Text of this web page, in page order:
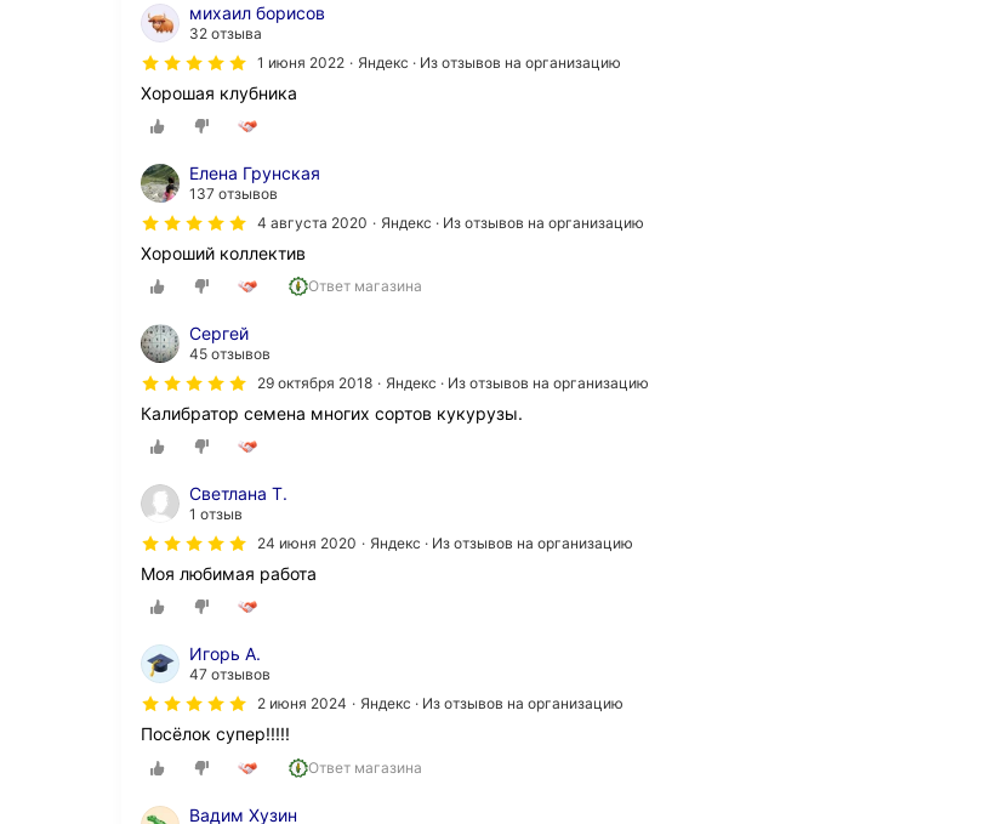
михаил борисов
32 отзыва
1 июня 2022
Яндекс · Из отзывов на организацию
Хорошая клубника
Елена Грунская
137 отзывов
4 августа 2020
Яндекс · Из отзывов на организацию
Хороший коллектив
Ответ магазина
Сергей
45 отзывов
29 октября 2018
Яндекс · Из отзывов на организацию
Калибратор семена многих сортов кукурузы.
Светлана Т.
1 отзыв
24 июня 2020
Яндекс · Из отзывов на организацию
Моя любимая работа
Игорь А.
47 отзывов
2 июня 2024
Яндекс · Из отзывов на организацию
Посёлок супер!!!!!
Ответ магазина
Вадим Хузин